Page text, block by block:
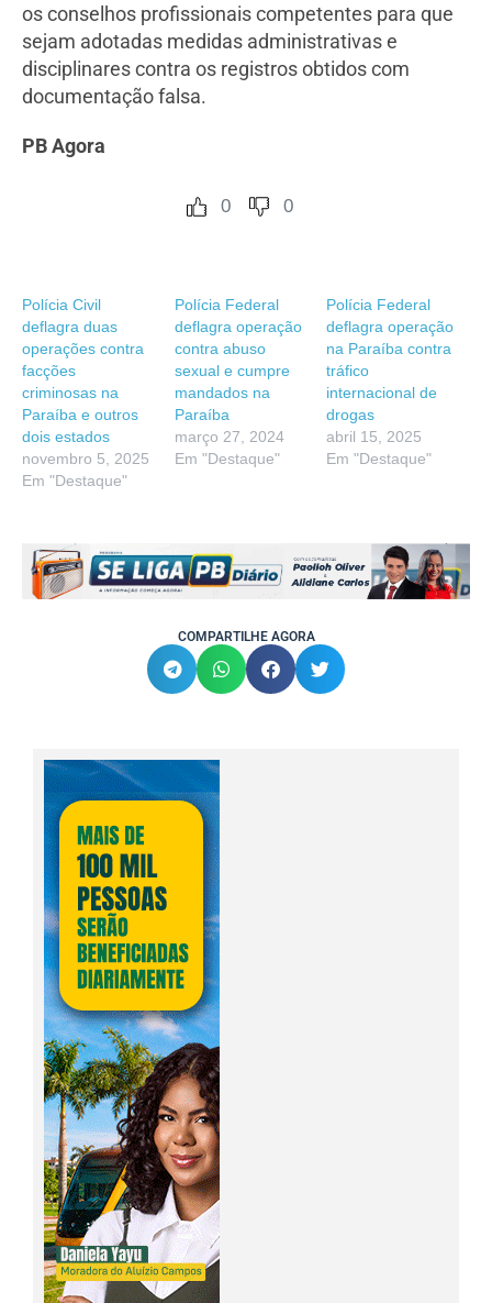
os conselhos profissionais competentes para que
sejam adotadas medidas administrativas e
disciplinares contra os registros obtidos com
documentação falsa.
PB Agora
0 0
Polícia Civil
deflagra duas
operações contra
facções
criminosas na
Paraíba e outros
dois estados
novembro 5, 2025
Em "Destaque"
Polícia Federal
deflagra operação
contra abuso
sexual e cumpre
mandados na
Paraíba
março 27, 2024
Em "Destaque"
Polícia Federal
deflagra operação
na Paraíba contra
tráfico
internacional de
drogas
abril 15, 2025
Em "Destaque"
COMPARTILHE AGORA